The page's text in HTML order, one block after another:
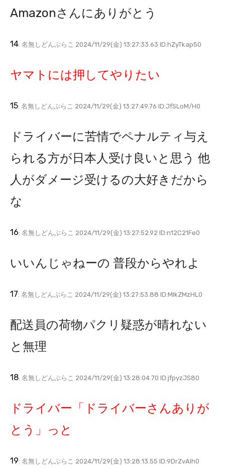
Amazonさんにありがとう
14: 名無しどんぶらこ 2024/11/29(金) 13:27:33.63 ID:hZyTkap50
ヤマトには押してやりたい
15: 名無しどんぶらこ 2024/11/29(金) 13:27:49.76 ID:JfSLoM/H0
ドライバーに苦情でペナルティ与え
られる方が日本人受け良いと思う 他
人がダメージ受けるの大好きだから
な
16: 名無しどんぶらこ 2024/11/29(金) 13:27:52.92 ID:n12C21Fe0
いいんじゃねーの 普段からやれよ
17: 名無しどんぶらこ 2024/11/29(金) 13:27:53.88 ID:MlkZMzHL0
配送員の荷物パクリ疑惑が晴れない
と無理
18: 名無しどんぶらこ 2024/11/29(金) 13:28:04.70 ID:jfpyzJS80
ドライバー「ドライバーさんありが
とう」っと
19: 名無しどんぶらこ 2024/11/29(金) 13:28:13.55 ID:9DrZvAIh0